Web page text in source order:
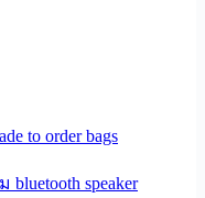
to order bags
speaker